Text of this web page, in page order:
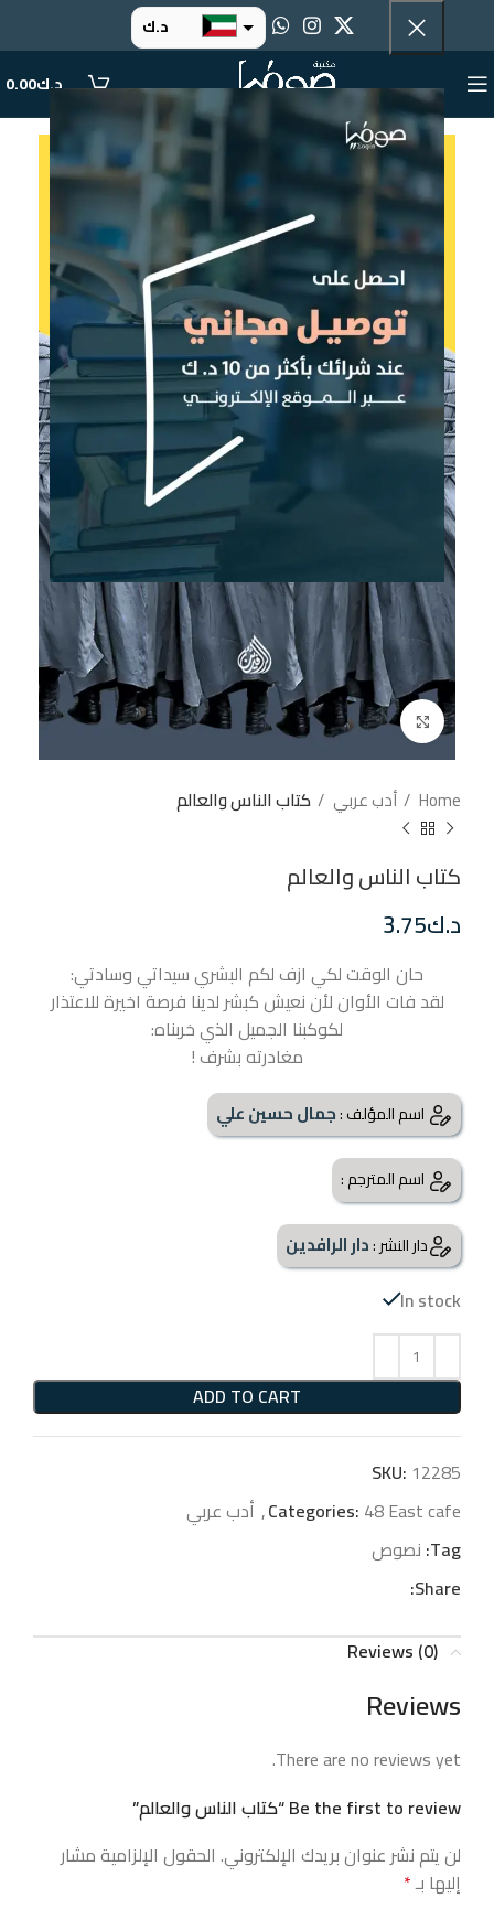
د.ك
ر.س
.د.ب
د.ك0.00
إضغط للتكبير
Home أدب عربي كتاب الناس والعالم
كتاب الناس والعالم
د.ك3.75
حان الوقت لكي ازف لكم البشري سيداتي وسادتي:
لقد فات الأوان لأن نعيش كبشر لدينا فرصة اخيرة للاعتذار
لكوكبنا الجميل الذي خربناه:
مغادرته بشرف !
اسم المؤلف :جمال حسين علي
اسم المترجم :
دار النشر :دار الرافدين
In stock
ADD TO CART
SKU: 12285
Categories: 48 East cafe
, أدب عربي
Tag: نصوص
Share:
Reviews (0)
Reviews
There are no reviews yet.
Be the first to review “كتاب الناس والعالم”
لن يتم نشر عنوان بريدك الإلكتروني. الحقول الإلزامية مشار
إليها بـ*